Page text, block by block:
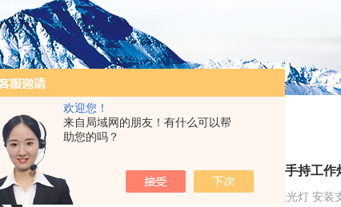
欢迎您！
来自局域网的朋友！有什么可以帮
助您的吗？
JW5121LED手提式探照灯12W手持工作
LED手提式探照灯12W手持工作灯聚光灯 安